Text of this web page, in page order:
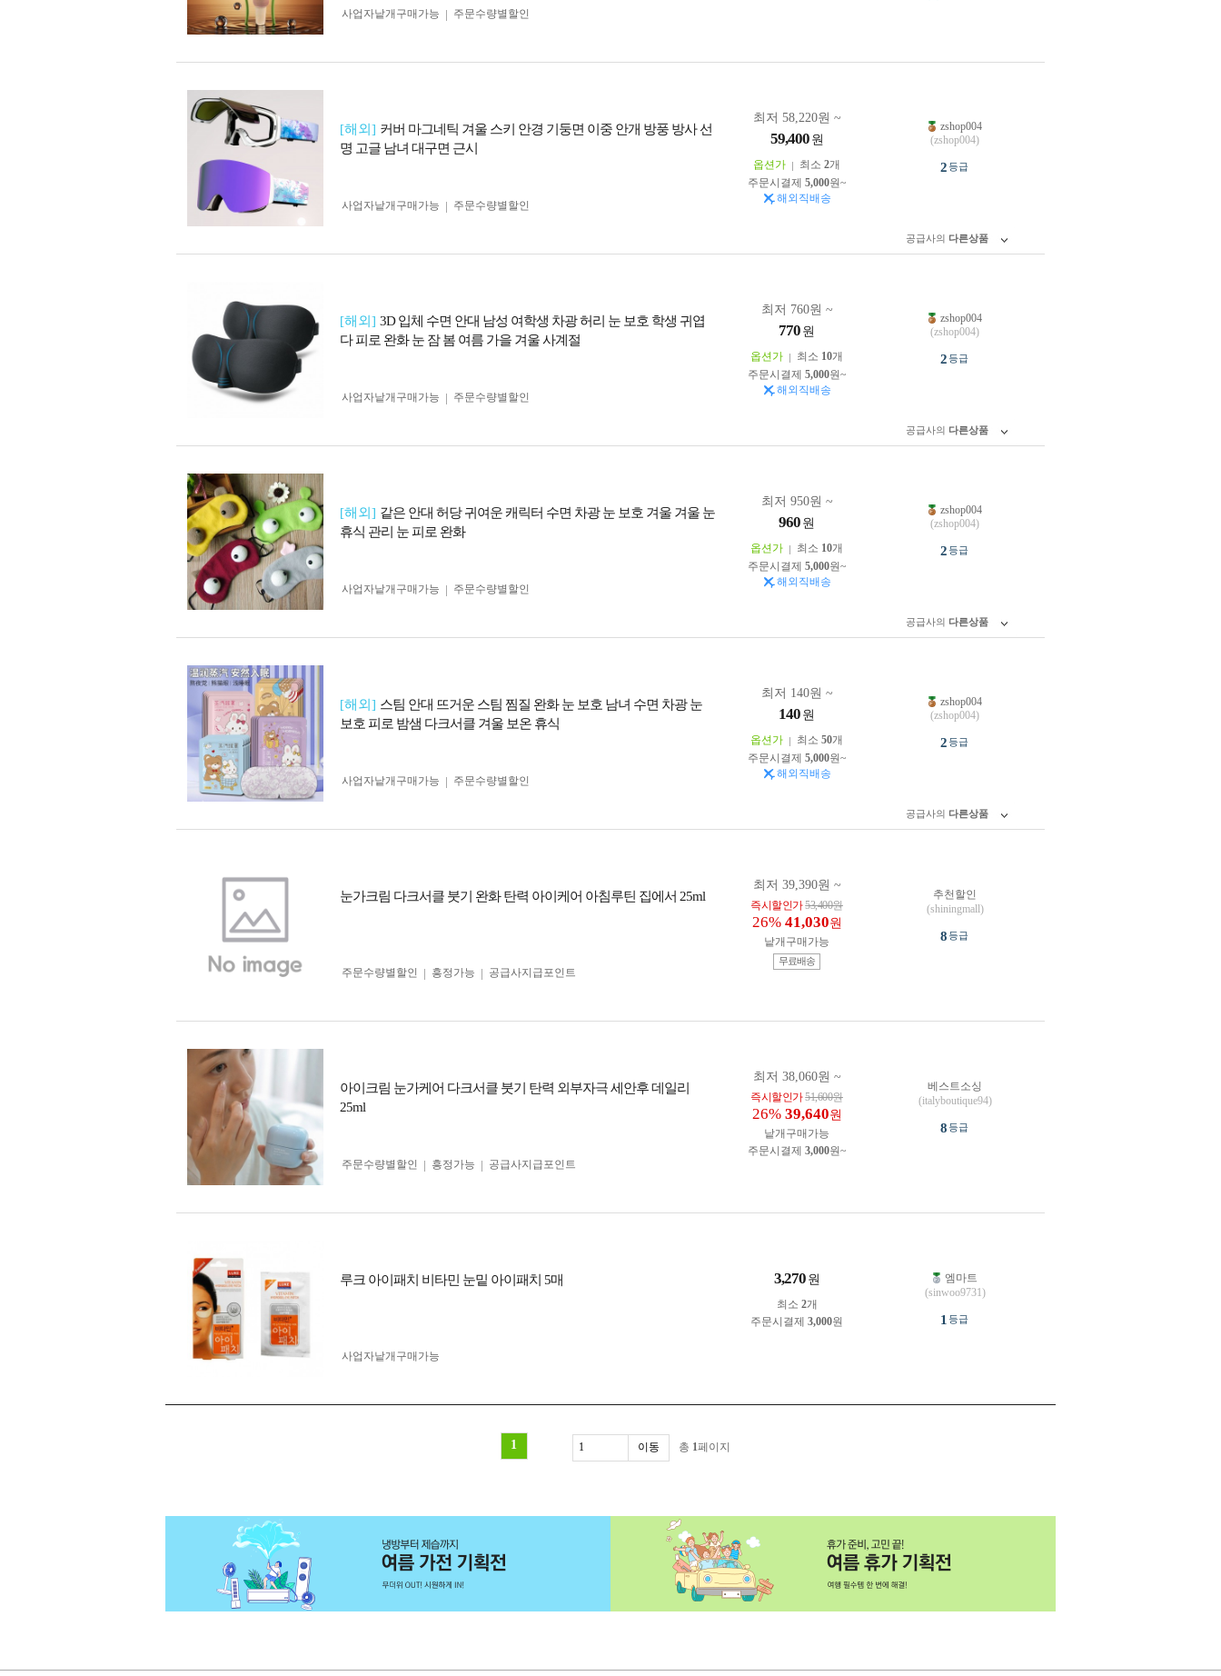
사업자 낱개구매가능
주문수량별할인
[해외] 커버 마그네틱 겨울 스키 안경 기둥면 이중 안개 방풍 방사 선
명 고글 남녀 대구면 근시
최저 58,220원 ~
59,400 원
옵션가 최소 2개
주문시결제 5,000원~
해외직배송
사업자 낱개구매가능 주문수량별할인
zshop004
(zshop004)
2등급
공급사의 다른상품
[해외] 3D 입체 수면 안대 남성 여학생 차광 허리 눈 보호 학생 귀엽
다 피로 완화 눈 잠 봄 여름 가을 겨울 사계절
최저 760원 ~
770 원
옵션가 최소 10개
주문시결제 5,000원~
해외직배송
사업자 낱개구매가능 주문수량별할인
zshop004
(zshop004)
2등급
공급사의 다른상품
[해외] 같은 안대 허당 귀여운 캐릭터 수면 차광 눈 보호 겨울 겨울 눈
휴식 관리 눈 피로 완화
최저 950원 ~
960 원
옵션가 최소 10개
주문시결제 5,000원~
해외직배송
사업자 낱개구매가능 주문수량별할인
zshop004
(zshop004)
2등급
공급사의 다른상품
[해외] 스팀 안대 뜨거운 스팀 찜질 완화 눈 보호 남녀 수면 차광 눈
보호 피로 밤샘 다크서클 겨울 보온 휴식
최저 140원 ~
140 원
옵션가 최소 50개
주문시결제 5,000원~
해외직배송
사업자 낱개구매가능 주문수량별할인
zshop004
(zshop004)
2등급
공급사의 다른상품
눈가크림 다크서클 붓기 완화 탄력 아이케어 아침루틴 집에서 25ml
최저 39,390원 ~
즉시할인가53,400원
26% 41,030원
낱개구매가능
무료배송
주문수량별할인 흥정가능 공급사지급포인트
추천할인
(shiningmall)
8등급
아이크림 눈가케어 다크서클 붓기 탄력 외부자극 세안후 데일리
25ml
최저 38,060원 ~
즉시할인가51,600원
26% 39,640원
낱개구매가능
주문시결제 3,000원~
주문수량별할인
흥정가능 공급사지급포인트
베스트소싱
(italyboutique94)
8등급
루크 아이패치 비타민 눈밑 아이패치 5매 3,270 원
최소 2개
주문시결제 3,000원
사업자 낱개구매가능
엠마트
(sinwoo9731)
1 등급
1 총 1페이지